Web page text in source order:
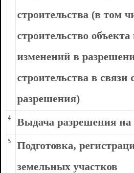
строительства (в том
строительство
изменений в
строительства в связи
разрешения)
4 Выдача разрешения на
5
Подготовка,
земельных участков